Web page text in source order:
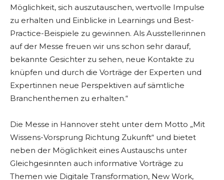
Möglichkeit, sich auszutauschen, wertvolle Impulse
zu erhalten und Einblicke in Learnings und Best-
Practice-Beispiele zu gewinnen. Als Ausstellerinnen
auf der Messe freuen wir uns schon sehr darauf,
bekannte Gesichter zu sehen, neue Kontakte zu
knüpfen und durch die Vorträge der Experten und
Expertinnen neue Perspektiven auf sämtliche
Branchenthemen zu erhalten.“
Die Messe in Hannover steht unter dem Motto „Mit
Wissens-Vorsprung Richtung Zukunft“ und bietet
neben der Möglichkeit eines Austauschs unter
Gleichgesinnten auch informative Vorträge zu
Themen wie Digitale Transformation, New Work,